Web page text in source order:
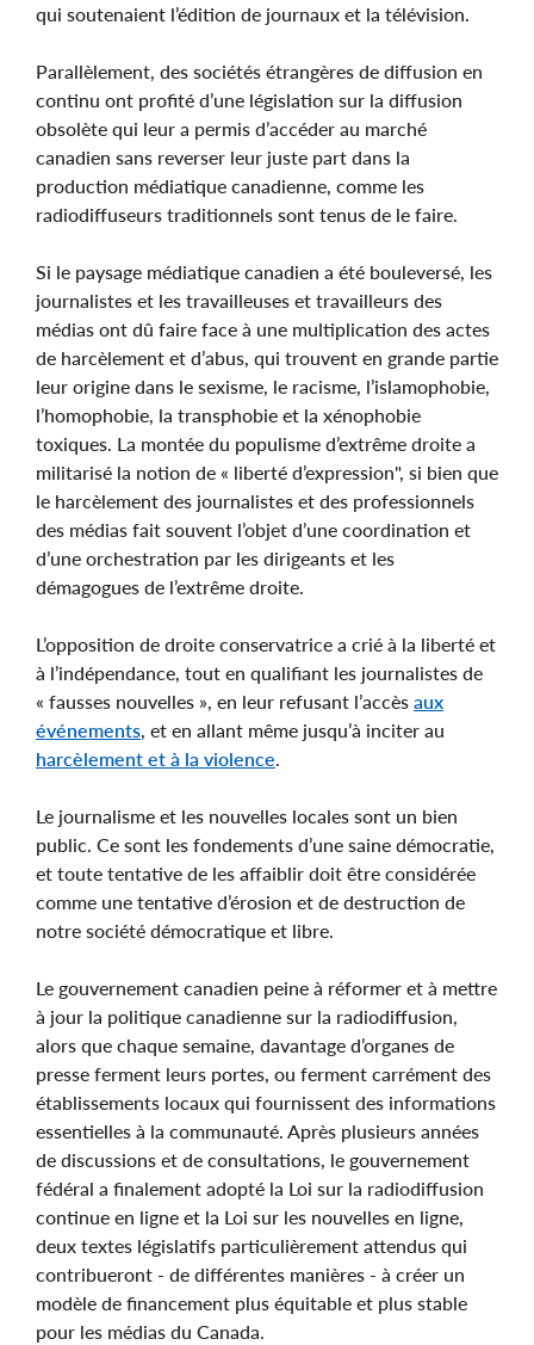
qui soutenaient l’édition de journaux et la télévision.
Parallèlement, des sociétés étrangères de diffusion en
continu ont profité d’une législation sur la diffusion
obsolète qui leur a permis d’accéder au marché
canadien sans reverser leur juste part dans la
production médiatique canadienne, comme les
radiodiffuseurs traditionnels sont tenus de le faire.
Si le paysage médiatique canadien a été bouleversé, les
journalistes et les travailleuses et travailleurs des
médias ont dû faire face à une multiplication des actes
de harcèlement et d’abus, qui trouvent en grande partie
leur origine dans le sexisme, le racisme, l’islamophobie,
l’homophobie, la transphobie et la xénophobie
toxiques. La montée du populisme d’extrême droite a
militarisé la notion de « liberté d’expression", si bien que
le harcèlement des journalistes et des professionnels
des médias fait souvent l’objet d’une coordination et
d’une orchestration par les dirigeants et les
démagogues de l’extrême droite.
L’opposition de droite conservatrice a crié à la liberté et
à l’indépendance, tout en qualifiant les journalistes de
« fausses nouvelles », en leur refusant l’accès aux
événements , et en allant même jusqu’à inciter au
harcèlement et à la violence
Le journalisme et les nouvelles locales sont un bien
public. Ce sont les fondements d’une saine démocratie,
et toute tentative de les affaiblir doit être considérée
comme une tentative d’érosion et de destruction de
notre société démocratique et libre.
Le gouvernement canadien peine à réformer et à mettre
à jour la politique canadienne sur la radiodiffusion,
alors que chaque semaine, davantage d’organes de
presse ferment leurs portes, ou ferment carrément des
établissements locaux qui fournissent des informations
essentielles à la communauté. Après plusieurs années
de discussions et de consultations, le gouvernement
fédéral a finalement adopté la Loi sur la radiodiffusion
continue en ligne et la Loi sur les nouvelles en ligne,
deux textes législatifs particulièrement attendus qui
contribueront - de différentes manières - à créer un
modèle de financement plus équitable et plus stable
pour les médias du Canada.